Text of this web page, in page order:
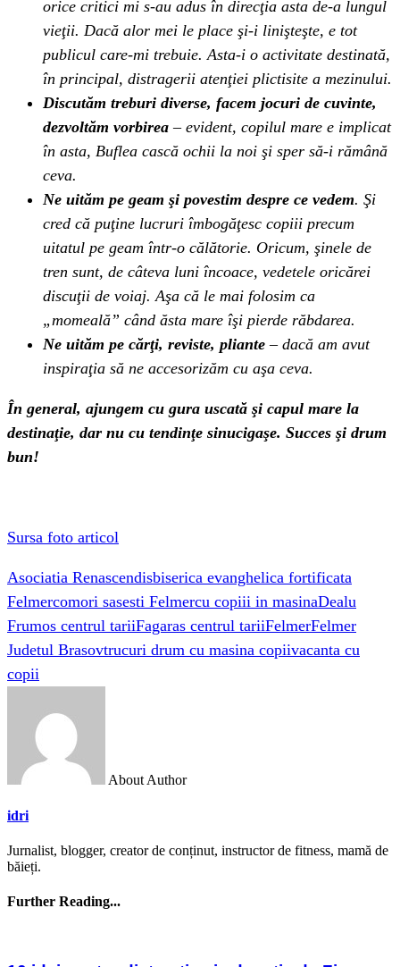
orice critici mi s-au adus în direcţia asta de-a lungul
vieţii. Dacă alor mei le place şi-i linişteşte, e tot
publicul care-mi trebuie. Asta-i o activitate destinată,
în principal, distragerii atenţiei plictisite a mezinului.
Discutăm treburi diverse, facem jocuri de cuvinte,
dezvoltăm vorbirea – evident, copilul mare e implicat
în asta, Buflea cască ochii la noi şi sper să-i rămână
ceva.
Ne uităm pe geam şi povestim despre ce vedem. Şi
cred că puţine lucruri îmbogăţesc copiii precum
uitatul pe geam într-o călătorie. Oricum, şinele de
tren sunt, de câteva luni încoace, vedetele oricărei
discuţii de voiaj. Aşa că le mai folosim ca
„momeală” când ăsta mare îşi pierde răbdarea.
Ne uităm pe cărţi, reviste, pliante – dacă am avut
inspiraţia să ne accesorizăm cu aşa ceva.
În general, ajungem cu gura uscată şi capul mare la
destinaţie, dar nu cu tendinţe sinucigaşe. Succes şi drum
bun!
Sursa foto articol
Asociatia Renascendisbiserica evanghelica fortificata
Felmercomori sasesti Felmercu copiii in masinaDealu
Frumos centrul tariiFagaras centrul tariiFelmerFelmer
Judetul Brasovtrucuri drum cu masina copiivacanta cu
copii
About Author
idri
Jurnalist, blogger, creator de conținut, instructor de fitness, mamă de
băieți.
Further Reading...